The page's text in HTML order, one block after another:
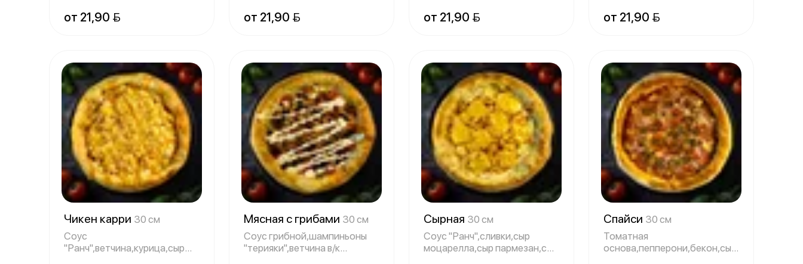
от 21,90  от 21,90  от 21,90  от 21,90 
Чикен карри 30 см
Соус
"Ранч",ветчина,курица,сыр
Мясная с грибами 30 см
Соус грибной,шампиньоны
"терияки",ветчина в/к
Сырная 30 см
Соус "Ранч",сливки,сыр
моцарелла,сыр пармезан,сыр
Спайси 30 см
Томатная
основа,пепперони,бекон,сыр